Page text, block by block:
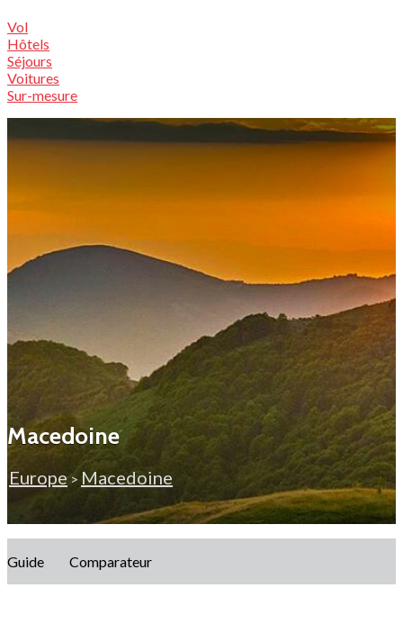
Vol
Hôtels
Séjours
Voitures
Sur-mesure
Macedoine
Europe> Macedoine
Guide Comparateur